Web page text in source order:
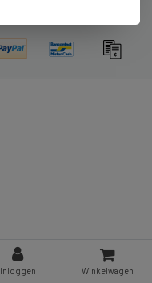
Inloggen Winkelwagen